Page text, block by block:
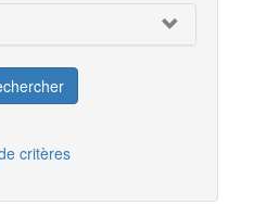
critères